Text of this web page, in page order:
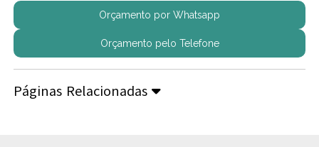
Orçamento por Whatsapp
Orçamento pelo Telefone
Páginas Relacionadas